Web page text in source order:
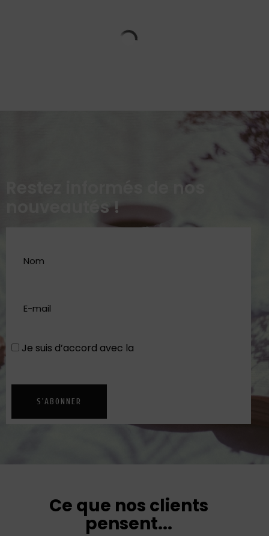
Restez informés de nos
nouveautés !
Je suis d’accord avec la
S'ABONNER
Ce que nos clients
pensent...